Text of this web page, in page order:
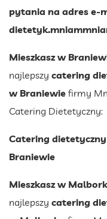
pytania na adres e-
Mieszkasz w
najlepszy catering
w Braniewie firmy
Catering Dietetyczny:
Catering
Braniewie
Mieszkasz w
najlepszy catering